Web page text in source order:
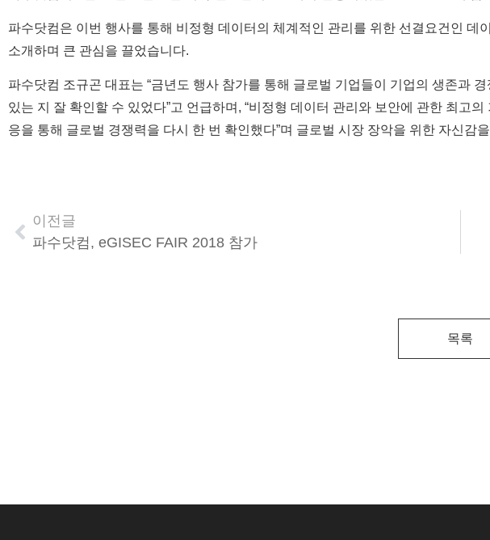
파수닷컴은 이번 행사를 통해 비정형 데이터의 체계적인 관리를 위한 선결요건인
소개하며 큰 관심을 끌었습니다.
파수닷컴 조규곤 대표는 “금년도 행사 참가를 통해 글로벌 기업들이 기업의 생존과
있는 지 잘 확인할 수 있었다”고 언급하며, “비정형 데이터 관리와 보안에 관한 최고
응을 통해 글로벌 경쟁력을 다시 한 번 확인했다”며 글로벌 시장 장악을 위한 자신감
이전글
파수닷컴, eGISEC FAIR 2018 참가
목록